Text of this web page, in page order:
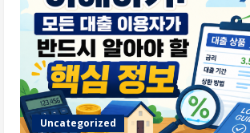
Uncategorized